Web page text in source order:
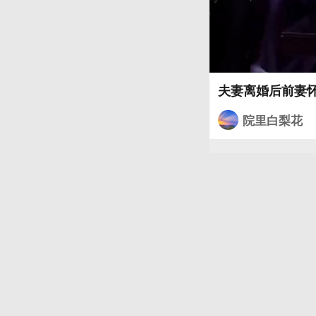
夫妻离婚后前妻
院里白梨花